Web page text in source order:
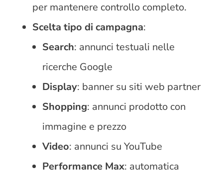
per mantenere controllo completo.
Scelta tipo di campagna:
Search: annunci testuali nelle
ricerche Google
Display: banner su siti web partner
Shopping: annunci prodotto con
immagine e prezzo
Video: annunci su YouTube
Performance Max: automatica